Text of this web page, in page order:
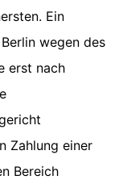
Ein
wegen des
erst nach
Zahlung einer
Bereich